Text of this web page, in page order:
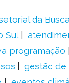
da
Sul
programação
gestão de